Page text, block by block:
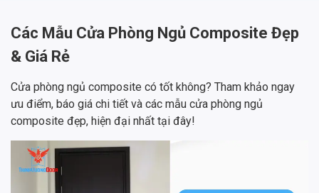
Các Mẫu Cửa Phòng Ngủ Composite Đẹp
& Giá Rẻ
Cửa phòng ngủ composite có tốt không? Tham khảo ngay
ưu điểm, báo giá chi tiết và các mẫu cửa phòng ngủ
composite đẹp, hiện đại nhất tại đây!